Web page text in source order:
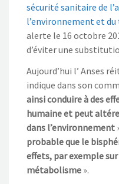
sécurité sanitaire de
l’environnement et
alerte le 16 octobre
d’éviter une
Aujourd’hui l’ Anses
indique dans son
ainsi conduire à des
humaine et peut
dans l’environnement
probable que le
effets, par exemple
métabolisme ».